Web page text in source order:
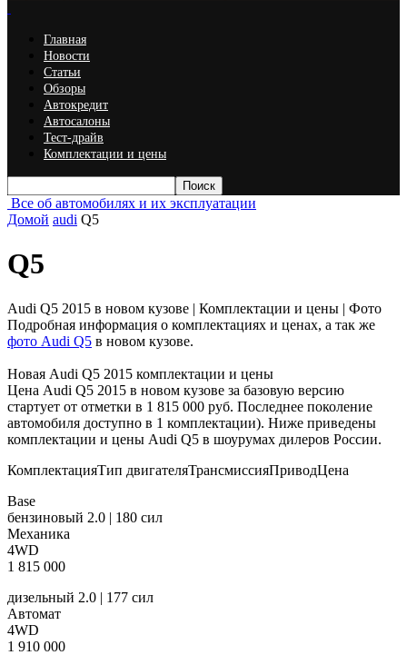
Главная
Новости
Статьи
Обзоры
Автокредит
Автосалоны
Тест-драйв
Комплектации и цены
Все об автомобилях и их эксплуатации
Домой audi Q5
Q5
Audi Q5 2015 в новом кузове | Комплектации и цены | Фото
Подробная информация о комплектациях и ценах, а так же
фото Audi Q5 в новом кузове.
Новая Audi Q5 2015 комплектации и цены
Цена Audi Q5 2015 в новом кузове за базовую версию
стартует от отметки в 1 815 000 руб. Последнее поколение
автомобиля доступно в 1 комплектации). Ниже приведены
комплектации и цены Audi Q5 в шоурумах дилеров России.
КомплектацияТип двигателяТрансмиссияПриводЦена
Base
бензиновый 2.0 | 180 сил
Механика
4WD
1 815 000
дизельный 2.0 | 177 сил
Автомат
4WD
1 910 000